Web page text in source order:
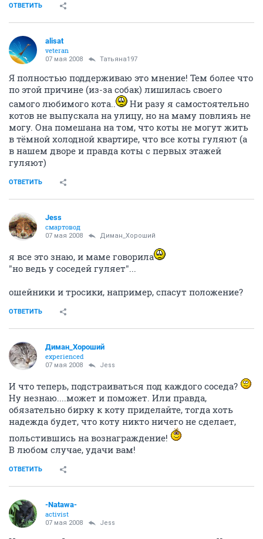
ОТВЕТИТЬ
alisat
veteran
07 мая 2008 Татьяна197
Я полностью поддерживаю это мнение! Тем более что
по этой причине (из-за собак) лишилась своего
самого любимого кота..
Ни разу я самостоятельно
котов не выпускала на улицу, но на маму повлияь не
могу. Она помешана на том, что коты не могут жить
в тёмной холодной квартире, что все коты гуляют (а
в нашем дворе и правда коты с первых этажей
гуляют)
ОТВЕТИТЬ
Jess
смартовод
07 мая 2008 Диман_Хороший
я все это знаю, и маме говорила
"но ведь у соседей гуляет"...
ошейники и тросики, например, спасут положение?
ОТВЕТИТЬ
Диман_Хороший
experienced
07 мая 2008 Jess
И что теперь, подстраиваться под каждого соседа?
Ну незнаю....может и поможет. Или правда,
обязательно бирку к коту приделайте, тогда хоть
надежда будет, что коту никто ничего не сделает,
польстившись на вознаграждение!
В любом случае, удачи вам!
ОТВЕТИТЬ
-Natawa-
activist
07 мая 2008 Jess